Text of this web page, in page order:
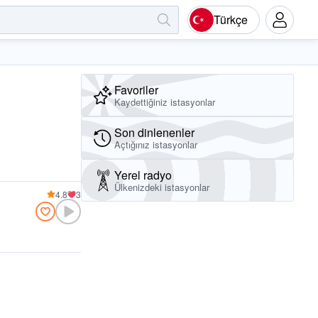
Türkçe
4.8 3
Favoriler
Kaydettiğiniz istasyonlar
Son dinlenenler
Açtığınız istasyonlar
Yerel radyo
Ülkenizdeki istasyonlar